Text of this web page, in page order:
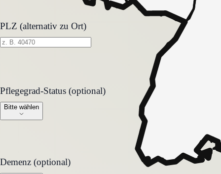
PLZ (alternativ zu Ort)
Pflegegrad-Status (optional)
Pflegegrad-Status (optional)
Bitte wählen
Demenz (optional)
Demenz (optional)